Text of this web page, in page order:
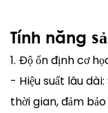
Tính năng
1. Độ ổn định cơ
- Hiệu suất lâu
thời gian, đảm